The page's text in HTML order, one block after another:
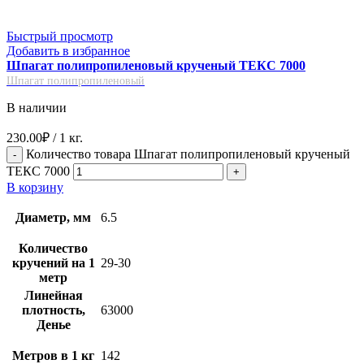
Быстрый просмотр
Добавить в избранное
Шпагат полипропиленовый крученый ТЕКС 7000
Шпагат полипропиленовый
В наличии
230.00₽ / 1 кг.
Количество товара Шпагат полипропиленовый крученый
ТЕКС 7000
В корзину
Диаметр, мм 6.5
Количество
кручений на 1
метр
29-30
Линейная
плотность,
Денье
63000
Метров в 1 кг 142